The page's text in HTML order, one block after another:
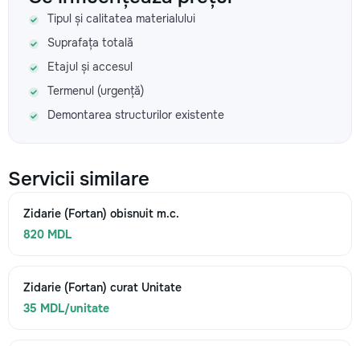
Tipul și calitatea materialului
Suprafața totală
Etajul și accesul
Termenul (urgență)
Demontarea structurilor existente
Servicii similare
Zidarie (Fortan) obisnuit m.c.
820 MDL
Zidarie (Fortan) curat Unitate
35 MDL/unitate